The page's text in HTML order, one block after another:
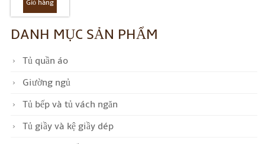
Giỏ hàng
DANH MỤC SẢN PHẨM
Tủ quần áo
Giường ngủ
Tủ bếp và tủ vách ngăn
Tủ giầy và kệ giầy dép